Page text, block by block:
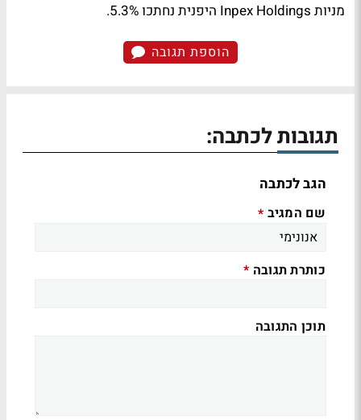
מניות Inpex Holdings היפנית נחתכו 5.3%.
הוספת תגובה
תגובות לכתבה:
הגב לכתבה
שם המגיב *
כותרת תגובה *
תוכן התגובה